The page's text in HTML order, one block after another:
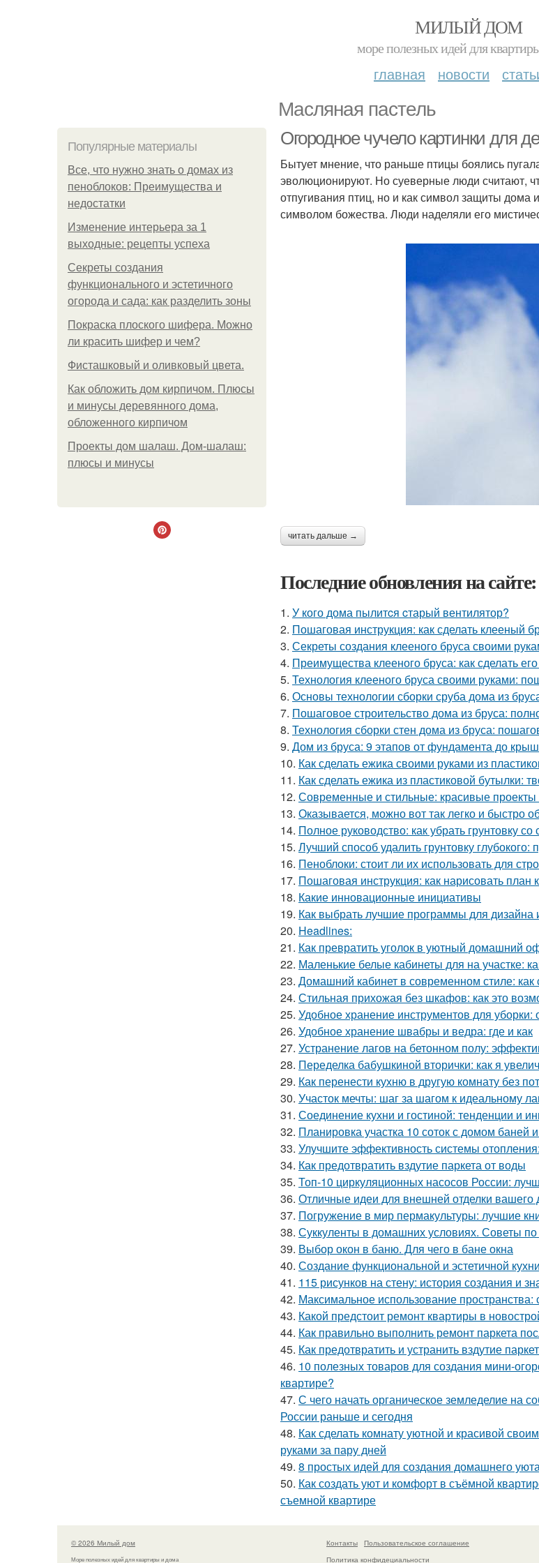
МИЛЫЙ ДОМ
море полезных идей для
главная новости
Масляная пастель
Популярные материалы
Все, что нужно знать о домах из
пеноблоков: Преимущества и
недостатки
Изменение интерьера за 1
выходные: рецепты успеха
Секреты создания
функционального и эстетичного
огорода и сада: как разделить зоны
Покраска плоского шифера. Можно
ли красить шифер и чем?
Фисташковый и оливковый цвета.
Как обложить дом кирпичом. Плюсы
и минусы деревянного дома,
обложенного кирпичом
Проекты дом шалаш. Дом-шалаш:
плюсы и минусы
Огородное чучело картинки для
Бытует мнение, что раньше птицы боялись
эволюционируют. Но суеверные люди считают,
отпугивания птиц, но и как символ защиты
символом божества. Люди наделяли его
читать дальше →
Последние обновления на сайте:
1. У кого дома пылитcя cтарый вентилятор?
2. Пошаговая инструкция: как сделать клееный
3. Секреты создания клееного бруса своими
4. Преимущества клееного бруса: как сделать
5. Технология клееного бруса своими руками:
6. Основы технологии сборки сруба дома из
7. Пошаговое строительство дома из бруса:
8. Технология сборки стен дома из бруса:
9. Дом из бруса: 9 этапов от фундамента до
10. Как сделать ежика своими руками из
11. Как сделать ежика из пластиковой бутылки:
12. Современные и стильные: красивые
13. Оказывается, можно вот так легко и быстро
14. Полное руководство: как убрать грунтовку
15. Лучший способ удалить грунтовку глубокого:
16. Пеноблоки: стоит ли их использовать для
17. Пошаговая инструкция: как нарисовать план
18. Какие инновационные инициативы
19. Как выбрать лучшие программы для
20. Headlines:
21. Как превратить уголок в уютный домашний
22. Маленькие белые кабинеты для на участке:
23. Домашний кабинет в современном стиле: как
24. Стильная прихожая без шкафов: как это
25. Удобное хранение инструментов для
26. Удобное хранение швабры и ведра: где и как
27. Устранение лагов на бетонном полу:
28. Переделка бабушкиной вторички: как я
29. Как перенести кухню в другую комнату без
30. Участок мечты: шаг за шагом к идеальному
31. Соединение кухни и гостиной: тенденции и
32. Планировка участка 10 соток с домом
33. Улучшите эффективность системы
34. Как предотвратить вздутие паркета от воды
35. Топ-10 циркуляционных насосов России:
36. Отличные идеи для внешней отделки вашего
37. Погружение в мир пермакультуры: лучшие
38. Суккуленты в домашних условиях. Советы по
39. Выбор окон в баню. Для чего в бане окна
40. Создание функциональной и эстетичной
41. 115 рисунков на стену: история создания и
42. Максимальное использование
43. Какой предстоит ремонт квартиры в
44. Как правильно выполнить ремонт паркета
45. Как предотвратить и устранить вздутие
46. 10 полезных товаров для создания мини-
квартире?
47. С чего начать органическое земледелие на
России раньше и сегодня
48. Как сделать комнату уютной и красивой
руками за пару дней
49. 8 простых идей для создания домашнего
50. Как создать уют и комфорт в съёмной
съемной квартире
© 2026 Милый дом
Море полезных идей для квартиры и дома
Контакты
Пользовательское соглашение
Политика конфидециальности